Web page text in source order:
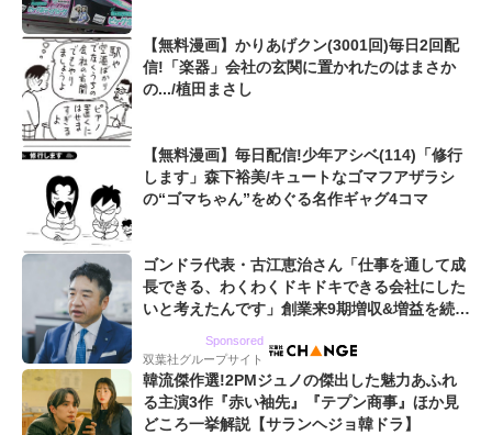
【無料漫画】かりあげクン(3001回)毎日2回配
信!「楽器」会社の玄関に置かれたのはまさか
の.../植田まさし
【無料漫画】毎日配信!少年アシベ(114)「修行
します」森下裕美/キュートなゴマフアザラシ
の“ゴマちゃん”をめぐる名作ギャグ4コマ
ゴンドラ代表・古江恵治さん「仕事を通して成
長できる、わくわくドキドキできる会社にした
いと考えたんです」創業来9期増収&増益を続け
Sponsored
双葉社グループサイト
韓流傑作選!2PMジュノの傑出した魅力あふれ
る主演3作『赤い袖先』『テプン商事』ほか見
どころ一挙解説【サランヘジョ韓ドラ】